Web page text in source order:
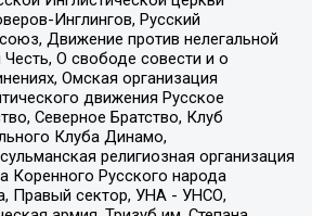
Инглингов, Русский
Движение против нелегальной
О свободе совести и о
Омская организация
движения Русское
Северное Братство, Клуб
Клуба Динамо,
религиозная организация
Коренного Русского народа
Правый сектор, УНА - УНСО,